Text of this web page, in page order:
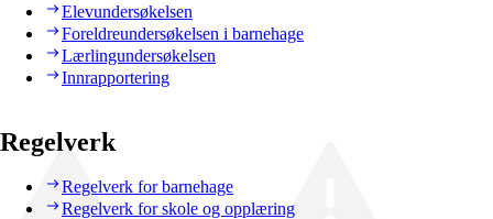
Elevundersøkelsen
Foreldreundersøkelsen i barnehage
Lærlingundersøkelsen
Innrapportering
Regelverk
Regelverk for barnehage
Regelverk for skole og opplæring